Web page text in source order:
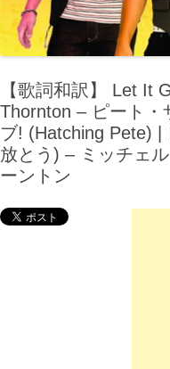
【歌詞和訳】 Let It
Thornton – ピート・
ブ! (Hatching Pete) |
放とう) – ミッチェ
ーントン